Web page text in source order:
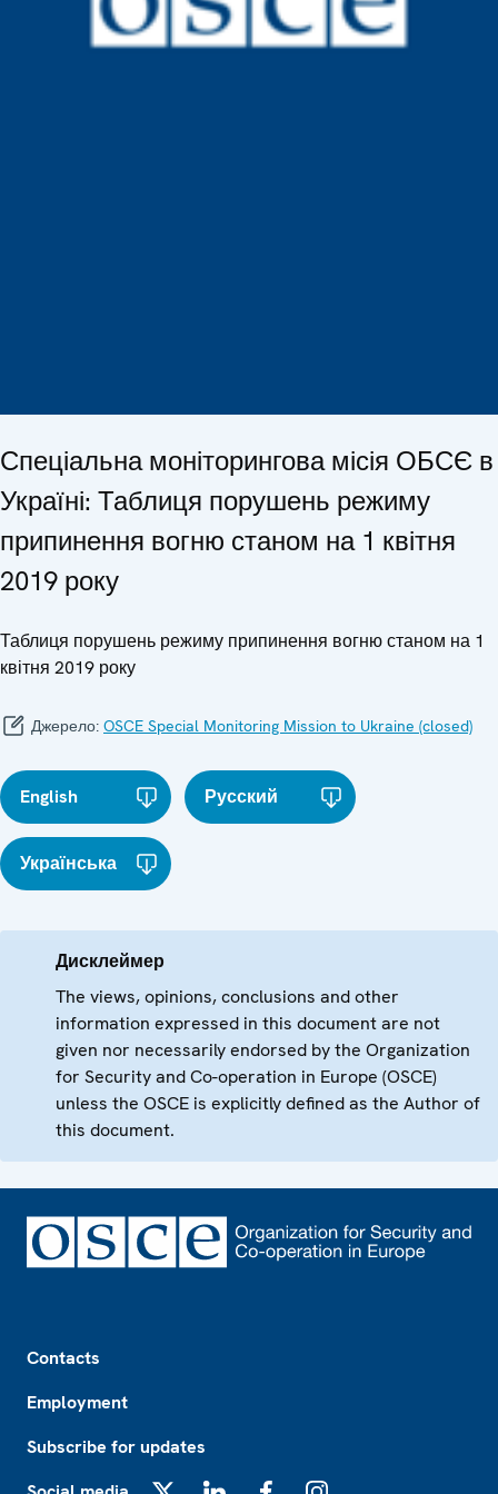
Спеціальна моніторингова місія ОБСЄ в
Україні: Таблиця порушень режиму
припинення вогню станом на 1 квітня
2019 року
Таблиця порушень режиму припинення вогню станом на 1
квітня 2019 року
Джерело: OSCE Special Monitoring Mission to Ukraine (closed)
English Русский
Українська
Дисклеймер
The views, opinions, conclusions and other
information expressed in this document are not
given nor necessarily endorsed by the Organization
for Security and Co-operation in Europe (OSCE)
unless the OSCE is explicitly defined as the Author of
this document.
Contacts
Employment
Subscribe for updates